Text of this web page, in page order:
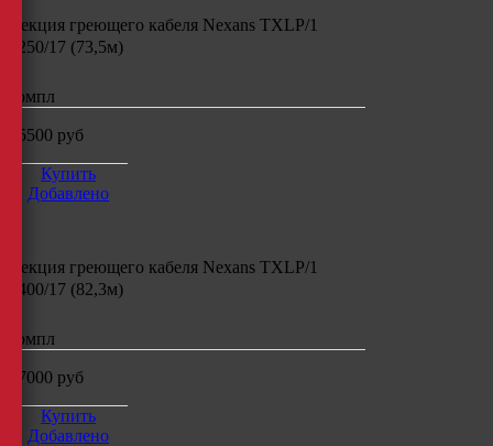
Секция греющего кабеля Nexans TXLP/1
1250/17 (73,5м)
компл
15500 руб
Купить
Добавлено
Секция греющего кабеля Nexans TXLP/1
1400/17 (82,3м)
компл
17000 руб
Купить
Добавлено